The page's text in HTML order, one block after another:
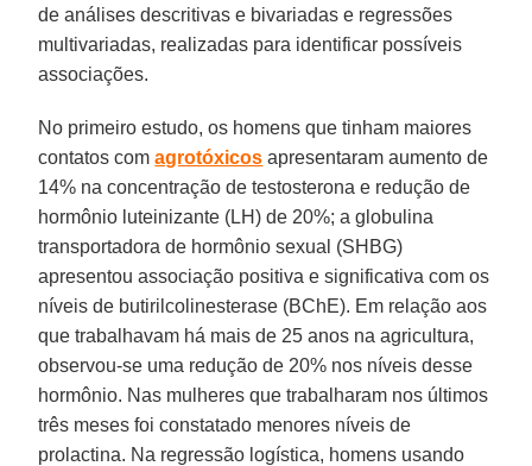
de análises descritivas e bivariadas e regressões
multivariadas, realizadas para identificar possíveis
associações.
No primeiro estudo, os homens que tinham maiores
contatos comagrotóxicos apresentaram aumento de
14% na concentração de testosterona e redução de
hormônio luteinizante (LH) de 20%; a globulina
transportadora de hormônio sexual (SHBG)
apresentou associação positiva e significativa com os
níveis de butirilcolinesterase (BChE). Em relação aos
que trabalhavam há mais de 25 anos na agricultura,
observou-se uma redução de 20% nos níveis desse
hormônio. Nas mulheres que trabalharam nos últimos
três meses foi constatado menores níveis de
prolactina. Na regressão logística, homens usando